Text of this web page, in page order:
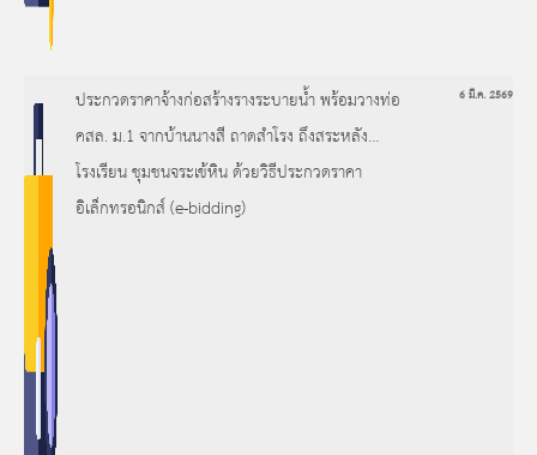
ประกวดราคาจ้างก่อสร้างรางระบายน้ำ พร้อมวางท่อ
คสล. ม.1 จากบ้านนางสี ถาดสำโรง ถึงสระหลัง
โรงเรียน ชุมชนจระเข้หิน ด้วยวิธีประกวดราคา
อิเล็กทรอนิกส์ (e-bidding)
6 มี.ค. 2569